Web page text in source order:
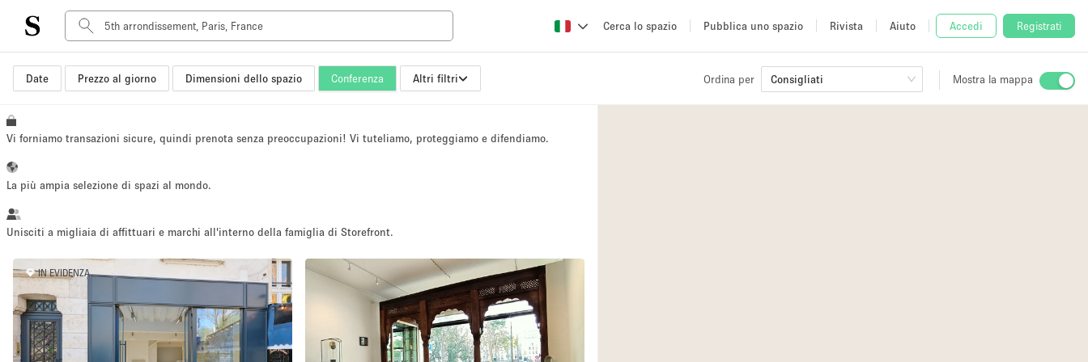
Cerca lo spazio Pubblica uno spazio Rivista Aiuto Accedi Registrati
Date Prezzo al giorno Dimensioni dello spazio Conferenza Altri filtri Ordina per Consigliati Mostra la mappa
Tipo di spazio Acquista Condividi
Boutique/negozio
Sala conferenze
Salone
Spazio hall
Vi forniamo transazioni sicure, quindi prenota senza preoccupazioni! Vi tuteliamo, proteggiamo e difendiamo.
La più ampia selezione di spazi al mondo.
Unisciti a migliaia di affittuari e marchi all'interno della famiglia di Storefront.
IN EVIDENZA